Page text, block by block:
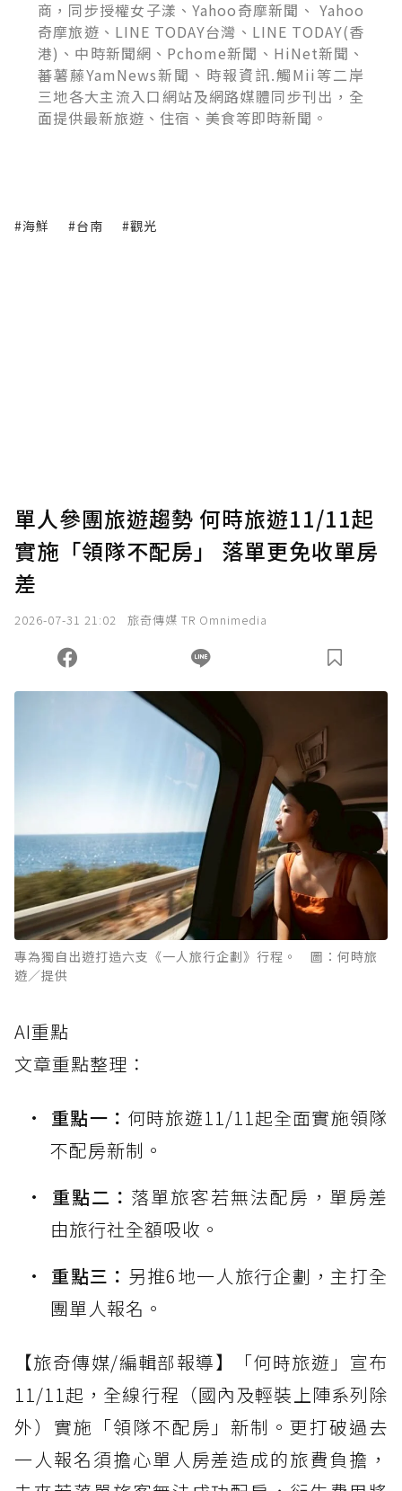
商，同步授權女子漾、Yahoo奇摩新聞、 Yahoo
奇摩旅遊、LINE TODAY台灣、LINE TODAY(香
港)、中時新聞網、Pchome新聞、HiNet新聞、
蕃薯藤YamNews新聞、時報資訊.觸Mii等二岸
三地各大主流入口網站及網路媒體同步刊出，全
面提供最新旅遊、住宿、美食等即時新聞。
#海鮮 #台南 #觀光
單人參團旅遊趨勢 何時旅遊11/11起
實施「領隊不配房」 落單更免收單房
差
2026-07-31 21:02 旅奇傳媒 TR Omnimedia
專為獨自出遊打造六支《一人旅行企劃》行程。 圖：何時旅
遊／提供
AI重點
文章重點整理：
重點一： 何時旅遊11/11起全面實施領隊
不配房新制。
重點二： 落單旅客若無法配房，單房差
由旅行社全額吸收。
重點三： 另推6地一人旅行企劃，主打全
團單人報名。
【旅奇傳媒/編輯部報導】「何時旅遊」宣布
11/11起，全線行程（國內及輕裝上陣系列除
外）實施「領隊不配房」新制。更打破過去
一人報名須擔心單人房差造成的旅費負擔，